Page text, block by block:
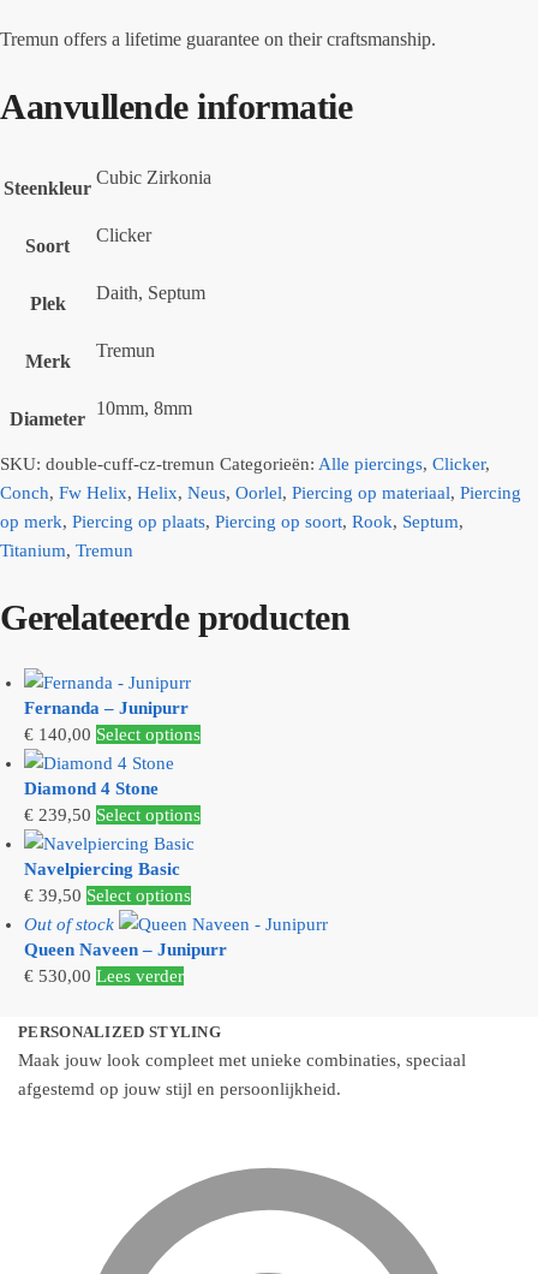
Tremun offers a lifetime guarantee on their craftsmanship.
Aanvullende informatie
Steenkleur
Cubic Zirkonia
Soort
Clicker
Plek
Daith, Septum
Merk
Tremun
Diameter
10mm, 8mm
SKU: double-cuff-cz-tremun Categorieën: Alle piercings, Clicker,
Conch, Fw Helix, Helix, Neus, Oorlel, Piercing op materiaal, Piercing
op merk, Piercing op plaats, Piercing op soort, Rook, Septum,
Titanium, Tremun
Gerelateerde producten
Fernanda – Junipurr
€ 140,00 Select options
Diamond 4 Stone
€ 239,50 Select options
Navelpiercing Basic
€ 39,50 Select optionsDit
product
heeft
Deze
optie
kan
op
Out of stock
Queen Naveen – Junipurr
€ 530,00 Lees verder
PERSONALIZED STYLING
Maak jouw look compleet met unieke combinaties, speciaal
afgestemd op jouw stijl en persoonlijkheid.